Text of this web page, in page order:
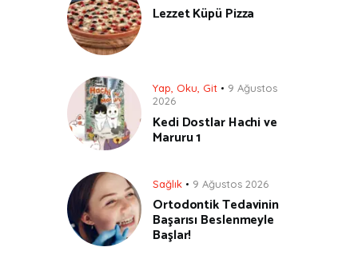
Lezzet Küpü Pizza
Yap, Oku, Git
9 Ağustos
2026
Kedi Dostlar Hachi ve
Maruru 1
Sağlık 9 Ağustos 2026
Ortodontik Tedavinin
Başarısı Beslenmeyle
Başlar!